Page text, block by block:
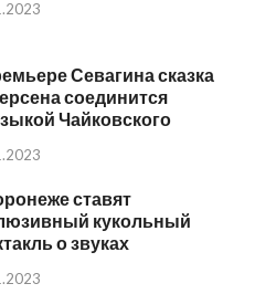
Севагина сказка
соединится
Чайковского
ставят
кукольный
о звуках